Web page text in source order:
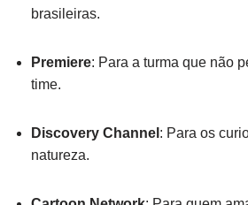
brasileiras.
Premiere: Para a turma que não
time.
Discovery Channel : Para os
natureza.